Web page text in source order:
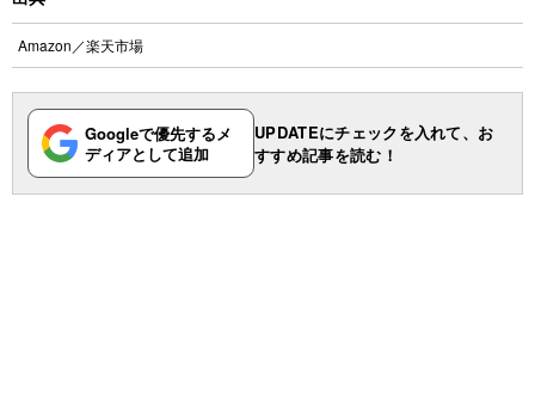
Amazon ／楽天市場
Googleで優先するメ
ディアとして追加
UPDATEにチェックを入れて、お
すすめ記事を読む！